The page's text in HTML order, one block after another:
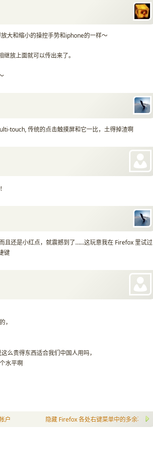
大和缩小的操控手势和iphone的一样～
放上面就可以传出来了。
touch, 传统的点击触摸屏和它一比，土得掉渣啊
且还是小红点，就震撼到了……这玩意我在 Firefox 里试过
键
，
么贵得东西适合我们中国人用吗，
水平啊
户: Windows Live Domains隐藏 Firefox 各处右键菜单中的多余项